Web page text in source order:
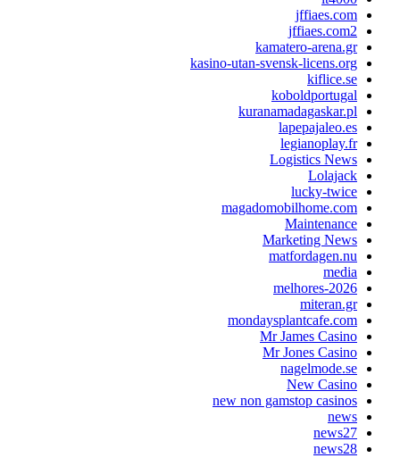
jffiaes.com
jffiaes.com2
kamatero-arena.gr
kasino-utan-svensk-licens.org
kiflice.se
koboldportugal
kuranamadagaskar.pl
lapepajaleo.es
legianoplay.fr
Logistics News
Lolajack
lucky-twice
magadomobilhome.com
Maintenance
Marketing News
matfordagen.nu
media
melhores-2026
miteran.gr
mondaysplantcafe.com
Mr James Casino
Mr Jones Casino
nagelmode.se
New Casino
new non gamstop casinos
news
news27
news28